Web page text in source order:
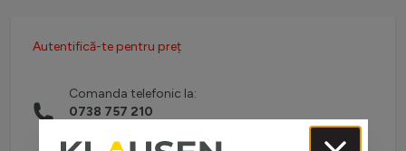
Autentifică-te pentru preț
Comanda telefonic la:
0738 757 210